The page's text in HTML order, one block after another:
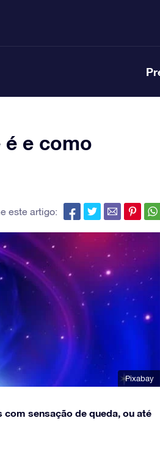
é e como
este artigo:
Pixabay
com sensação de queda, ou até